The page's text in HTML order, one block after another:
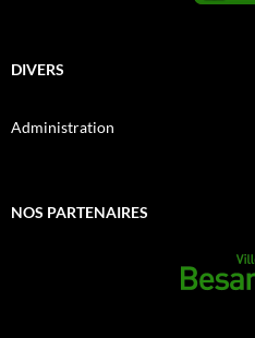
DIVERS
Administration
NOS PARTENAIRES